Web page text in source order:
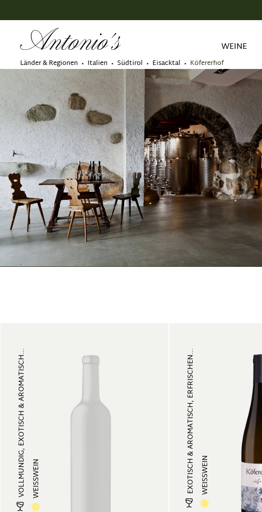
Länder & Regionen Italien Südtirol Eisacktal Köfererhof
WEINE
VOLLMUNDIG, EXOTISCH & AROMATISCH... WEISSWEIN EXOTISCH & AROMATISCH, ERFRISCHEN... WEISSWEIN